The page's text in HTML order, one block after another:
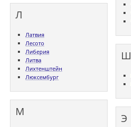
Л
Латвия
Лесото
Либерия
Литва
Лихтенштейн
Люксембург
М
Ш
Э